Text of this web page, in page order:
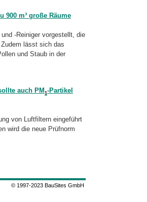
900 m³ große Räume
-Reiniger vor­ge­stellt, die
lässt sich das
und Staub in der
auch PM 1 -Partikel
von Luft­fil­tern ein­geführt
wird die neue Prüfnorm
© 1997-2023 BauSites GmbH